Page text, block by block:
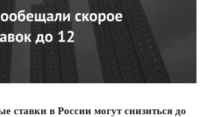
ставки в России могут снизиться до